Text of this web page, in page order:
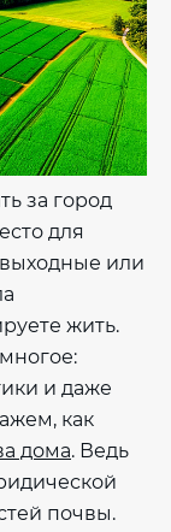
за город
для
или
жить.
и даже
как
дома. Ведь
почвы.